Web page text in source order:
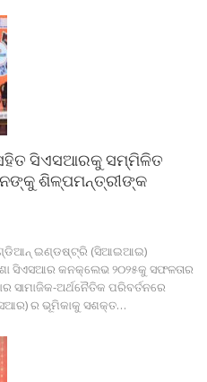
ସହିତ ସିଏସଆରକୁ ସମ୍ମିଳିତ
ଶିଳ୍ପମନ୍ତ୍ରୀଙ୍କ
ଇଣ୍ଡଷ୍ଟ୍ରି (ସିଆଇଆଇ)
ସିଏସଆର କନକ୍ଲେଭ ୨୦୨୫କୁ ସଫଳତାର
ଅର୍ଥନୈତିକ ପରିବର୍ତନରେ
ର ଭୂମିକାକୁ ସଶକ୍ତ…